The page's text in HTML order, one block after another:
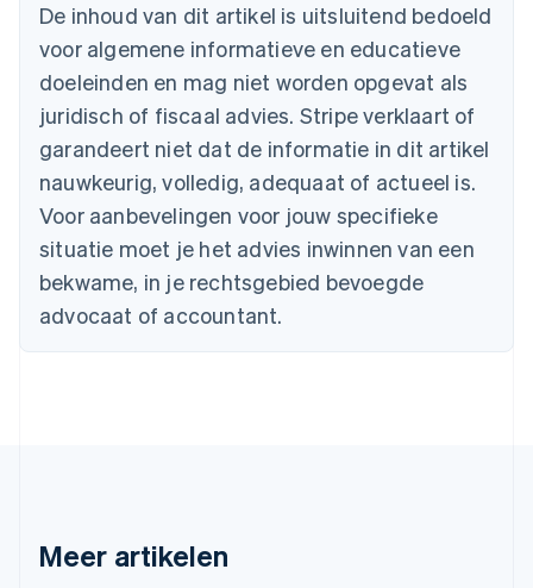
De inhoud van dit artikel is uitsluitend bedoeld
voor algemene informatieve en educatieve
doeleinden en mag niet worden opgevat als
juridisch of fiscaal advies. Stripe verklaart of
garandeert niet dat de informatie in dit artikel
nauwkeurig, volledig, adequaat of actueel is.
Voor aanbevelingen voor jouw specifieke
situatie moet je het advies inwinnen van een
bekwame, in je rechtsgebied bevoegde
advocaat of accountant.
Meer artikelen
Brazilië
PortuguêsEnglish
Bulgarije
English
Canada
English Français
Cyprus
English
Denemarken
Duitsland
DeutschEnglish
Estland
English
Finland
Hongarije